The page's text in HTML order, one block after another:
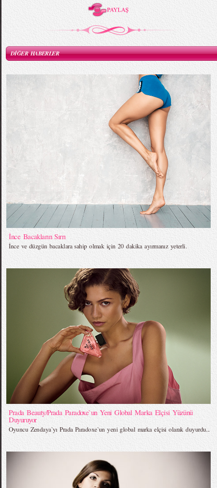
DİĞER HABERLER
İnce Bacakların Sırrı
İnce ve düzgün bacaklara sahip olmak için 20 dakika ayırmanız yeterli.
Prada Beauty/Prada Paradoxe`un Yeni Global Marka Elçisi Yüzünü
Duyuruyor
Oyuncu Zendaya`yı Prada Paradoxe`un yeni global marka elçisi olarak duyurdu...